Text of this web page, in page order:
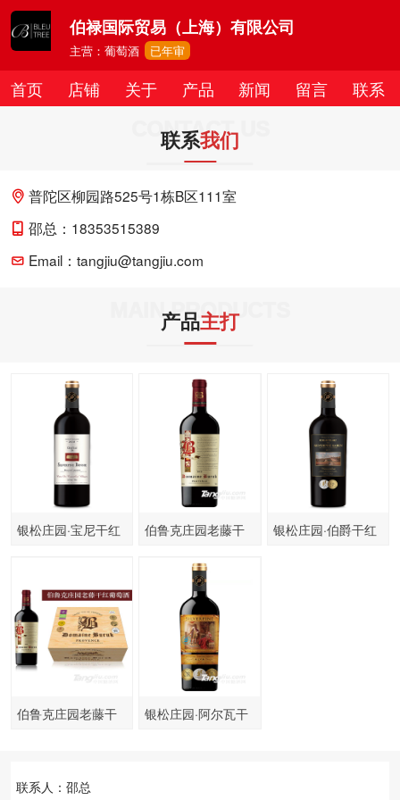
伯禄国际贸易（上海）有限公司
主营：葡萄酒 已年审
首页 店铺 关于 产品 新闻 留言 联系
CONTACT US
联系我们
普陀区柳园路525号1栋B区111室
邵总：18353515389
Email：tangjiu@tangjiu.com
MAIN PRODUCTS
产品主打
银松庄园·宝尼干红
伯鲁克庄园老藤干
银松庄园·伯爵干红
伯鲁克庄园老藤干
银松庄园·阿尔瓦干
联系人：邵总